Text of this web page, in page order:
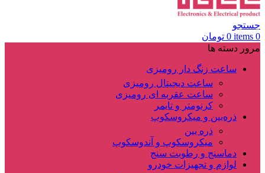
جستجو
0
items
0 تومان
مرور دسته ها
ساعت زنگ دار رومیزی
ساعت دیجیتال رومیزی
ساعت عقربه ای رومیزی
کرنومتر و تایمر
ذره‌بین و میکروسکوپ
ذره بین
میکروسکوپ و آندوسکوپ
دماسنج و رطوبت سنج
لوازم و تجهیزات خودرو